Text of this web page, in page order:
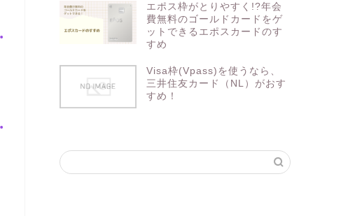
エポス枠がとりやすく!?年会
費無料のゴールドカードをゲ
ットできるエポスカードのす
すめ
Visa枠(Vpass)を使うなら、
三井住友カード（NL）がおす
すめ！